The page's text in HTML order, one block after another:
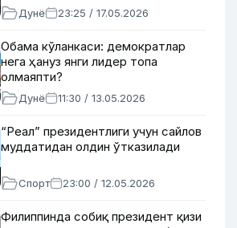
Дунё 23:25 / 17.05.2026
Обама кўланкаси: демократлар
нега ҳануз янги лидер топа
олмаяпти?
Дунё 11:30 / 13.05.2026
“Реал” президентлиги учун сайлов
муддатидан олдин ўтказилади
Спорт 23:00 / 12.05.2026
Филиппинда собиқ президент қизи